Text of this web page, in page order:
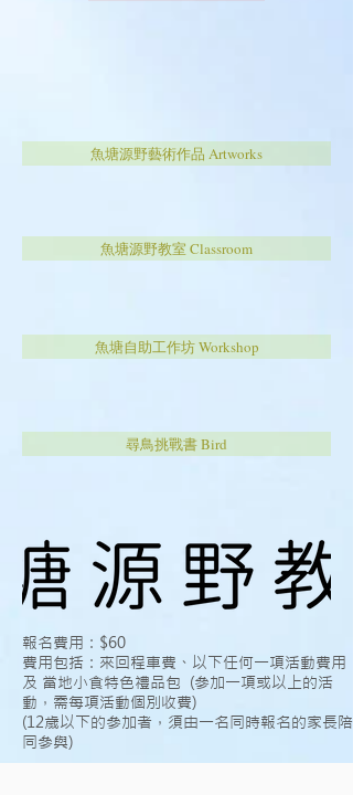
魚塘源野藝術作品 Artworks
魚塘源野教室 Classroom
魚塘自助工作坊 Workshop
尋鳥挑戰書 Bird
報名費用：$60
費用包括：來回程車費、以下任何一項活動費用
及 當地小食特色禮品包 (參加一項或以上的活
動，需每項活動個別收費)
(12歲以下的參加者，須由一名同時報名的家長陪
同參與)